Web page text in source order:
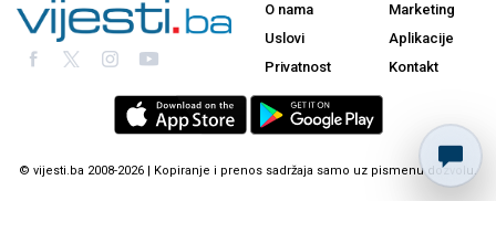
O nama
Uslovi
Privatnost
Marketing
Aplikacije
Kontakt
© vijesti.ba 2008-2026 | Kopiranje i prenos sadržaja samo uz pismenu dozvolu.